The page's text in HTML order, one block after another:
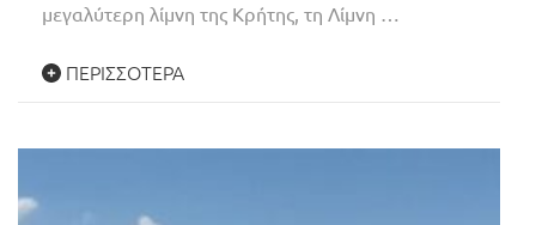
μεγαλύτερη λίμνη της Κρήτης, τη Λίμνη …
ΠΕΡΙΣΣΌΤΕΡΑ